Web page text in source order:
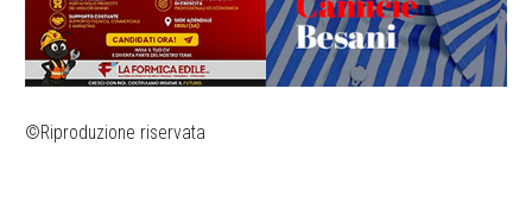
©Riproduzione riservata